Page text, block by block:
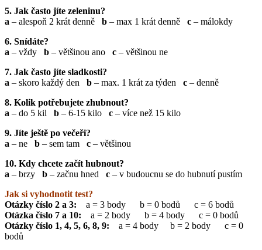
5. Jak často jíte zeleninu?
a – alespoň 2 krát denně b – max 1 krát denně c – málokdy
6. Snídáte?
a – vždy b – většinou ano c – většinou ne
7. Jak často jíte sladkosti?
a – skoro každý den b – max. 1 krát za týden c – denně
8. Kolik potřebujete zhubnout?
a – do 5 kil b – 6-15 kilo c – více než 15 kilo
9. Jíte ještě po večeři?
a – ne b – sem tam c – většinou
10. Kdy chcete začít hubnout?
a – brzy b – začnu hned c – v budoucnu se do hubnutí pustím
Jak si vyhodnotit test?
Otázky číslo 2 a 3: a = 3 body b = 0 bodů c = 6 bodů
Otázka číslo 7 a 10: a = 2 body b = 4 body c = 0 bodů
Otázky číslo 1, 4, 5, 6, 8, 9: a = 4 body b = 2 body c = 0
bodů